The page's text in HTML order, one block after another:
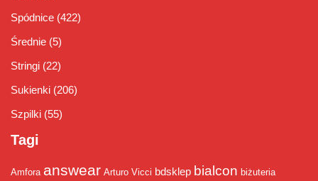
Spódnice (422)
Średnie (5)
Stringi (22)
Sukienki (206)
Szpilki (55)
Tagi
Amfora answear Arturo Vicci bdsklep bialcon biżuteria